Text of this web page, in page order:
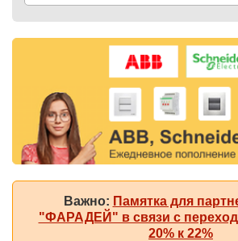
Важно: Памятка для
"ФАРАДЕЙ" в связи с
20% к 22%